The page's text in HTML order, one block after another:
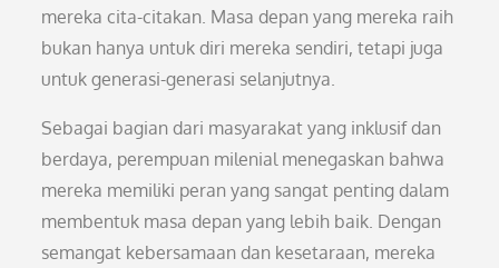
mereka cita-citakan. Masa depan yang mereka raih
bukan hanya untuk diri mereka sendiri, tetapi juga
untuk generasi-generasi selanjutnya.
Sebagai bagian dari masyarakat yang inklusif dan
berdaya, perempuan milenial menegaskan bahwa
mereka memiliki peran yang sangat penting dalam
membentuk masa depan yang lebih baik. Dengan
semangat kebersamaan dan kesetaraan, mereka